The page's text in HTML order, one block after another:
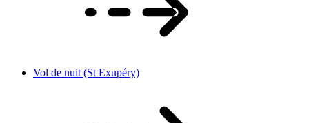
Vol de nuit (St Exupéry)